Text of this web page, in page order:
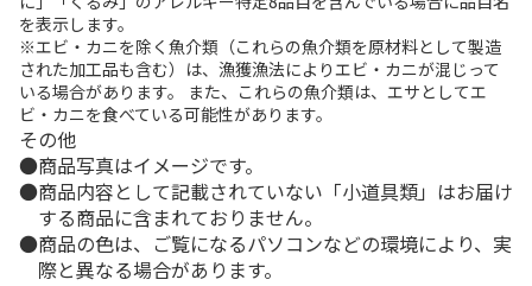
を表示します。
※エビ・カニを除く魚介類（これらの魚介類を原材料として製造
された加工品も含む）は、漁獲漁法によりエビ・カニが混じって
いる場合があります。 また、これらの魚介類は、エサとしてエ
ビ・カニを食べている可能性があります。
その他
商品写真はイメージです。
商品内容として記載されていない「小道具類」はお届け
する商品に含まれておりません。
商品の色は、ご覧になるパソコンなどの環境により、実
際と異なる場合があります。